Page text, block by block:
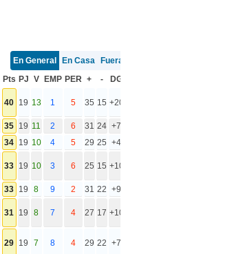
En General En Casa
Fuera
Pts PJ V EMP PER + - DG
40 19 13 1 5 35 15 +20
35 19 11 2 6 31 24 +7
34 19 10 4 5 29 25 +4
33 19 10 3 6 25 15 +10
33 19 8 9 2 31 22 +9
31 19 8 7 4 27 17 +10
29 19 7 8 4 29 22 +7